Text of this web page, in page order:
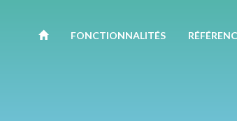
FONCTIONNALITÉS